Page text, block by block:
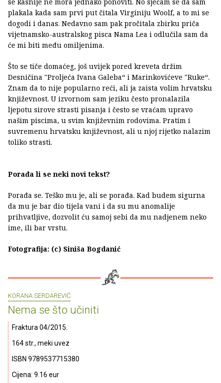
plakala kada sam prvi put čitala Virginiju Woolf, a to mi se
dogodi i danas. Nedavno sam pak pročitala zbirku priča
vijetnamsko-australskog pisca Nama Lea i odlučila sam da
će mi biti među omiljenima.
Što se tiče domaćeg, još uvijek pored kreveta držim
Desničina "Proljeća Ivana Galeba“ i Marinkovićeve "Ruke“.
Znam da to nije popularno reći, ali ja zaista volim hrvatsku
književnost. U izvornom sam jeziku često pronalazila
ljepotu sirove strasti pisanja i često se vraćam upravo
našim piscima, u svim književnim rodovima. Pratim i
suvremenu hrvatsku književnost, ali u njoj rijetko nalazim
toliko strasti.
Porađa li se neki novi tekst?
Porađa se. Teško mu je, ali se porađa. Kad budem sigurna
da mu je bar dio tijela vani i da su mu anomalije
prihvatljive, dozvolit ću samoj sebi da mu nadjenem neko
ime, ili bar vrstu.
Fotografija: (c) Siniša Bogdanić
KORANA SERDAREVIĆ
Nema se što učiniti
Fraktura 04/2015.
164 str., meki uvez
ISBN 9789537715380
Cijena: 9.16 eur